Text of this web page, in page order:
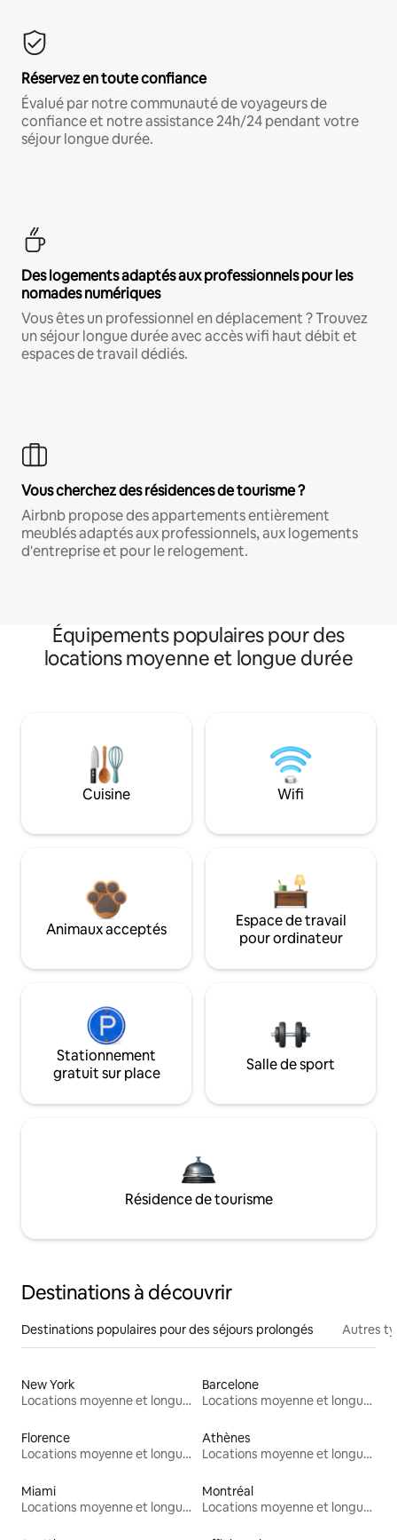
Réservez en toute confiance
Évalué par notre communauté de voyageurs de
confiance et notre assistance 24h/24 pendant votre
séjour longue durée.
Des logements adaptés aux professionnels pour les
nomades numériques
Vous êtes un professionnel en déplacement ? Trouvez
un séjour longue durée avec accès wifi haut débit et
espaces de travail dédiés.
Vous cherchez des résidences de tourisme ?
Airbnb propose des appartements entièrement
meublés adaptés aux professionnels, aux logements
d'entreprise et pour le relogement.
Équipements populaires pour des
locations moyenne et longue durée
Cuisine Wifi
Animaux acceptés
Espace de travail
pour ordinateur
Stationnement
gratuit sur place
Salle de sport
Résidence de tourisme
Destinations à découvrir
Destinations populaires pour des séjours prolongés Autres
New York
Locations moyenne et longue durée
Barcelone
Locations moyenne et longue durée
Florence
Locations moyenne et longue durée
Athènes
Locations moyenne et longue durée
Miami
Locations moyenne et longue durée
Montréal
Locations moyenne et longue durée